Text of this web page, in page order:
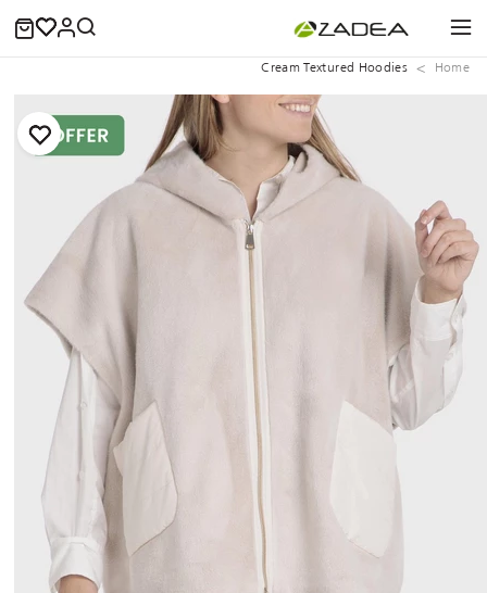
Home
Cream Textured Hoodies